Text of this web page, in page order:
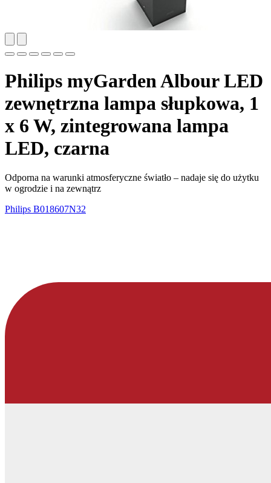
Philips myGarden Albour LED
zewnętrzna lampa słupkowa, 1
x 6 W, zintegrowana lampa
LED, czarna
Odporna na warunki atmosferyczne światło – nadaje się do użytku
w ogrodzie i na zewnątrz
Philips B018607N32